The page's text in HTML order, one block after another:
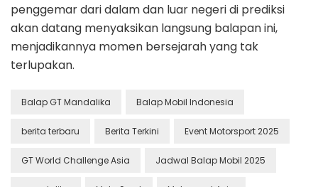
penggemar dari dalam dan luar negeri di prediksi
akan datang menyaksikan langsung balapan ini,
menjadikannya momen bersejarah yang tak
terlupakan.
Balap GT Mandalika Balap Mobil Indonesia
berita terbaru Berita Terkini Event Motorsport 2025
GT World Challenge Asia Jadwal Balap Mobil 2025